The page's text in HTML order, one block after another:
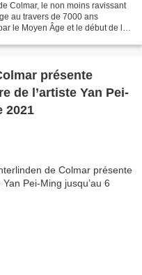
Colmar, le non moins ravissant
au travers de 7000 ans
le Moyen Âge et le début de la
présente
de l’artiste Yan Pei-
2021